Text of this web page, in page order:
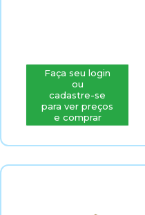
Faça seu login
ou
cadastre-se
para ver preços
e comprar